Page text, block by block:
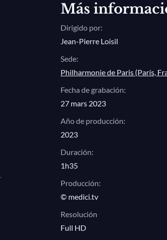
Frühlingsglaube,
Franz Schubert/Franz
Schwanengesang,
Die Stadt
Am Meer
Franz Schubert,
15, D. 760, «Der
Triste
Más
Dirigido por:
Jean-Pierre Loisil
Sede:
Philharmonie de Paris (París,
Fecha de grabación:
27 mars 2023
Año de producción:
2023
Duración:
1h35
Producción:
© medici.tv
Resolución
Full HD